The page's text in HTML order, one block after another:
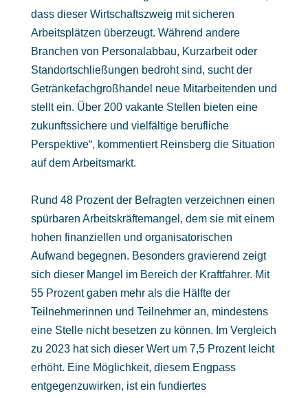
dass dieser Wirtschaftszweig mit sicheren
Arbeitsplätzen überzeugt. Während andere
Branchen von Personalabbau, Kurzarbeit oder
Standortschließungen bedroht sind, sucht der
Getränkefachgroßhandel neue Mitarbeitenden und
stellt ein. Über 200 vakante Stellen bieten eine
zukunftssichere und vielfältige berufliche
Perspektive“, kommentiert Reinsberg die Situation
auf dem Arbeitsmarkt.
Rund 48 Prozent der Befragten verzeichnen einen
spürbaren Arbeitskräftemangel, dem sie mit einem
hohen finanziellen und organisatorischen
Aufwand begegnen. Besonders gravierend zeigt
sich dieser Mangel im Bereich der Kraftfahrer. Mit
55 Prozent gaben mehr als die Hälfte der
Teilnehmerinnen und Teilnehmer an, mindestens
eine Stelle nicht besetzen zu können. Im Vergleich
zu 2023 hat sich dieser Wert um 7,5 Prozent leicht
erhöht. Eine Möglichkeit, diesem Engpass
entgegenzuwirken, ist ein fundiertes